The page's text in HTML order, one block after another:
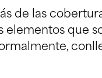
de las
elementos que